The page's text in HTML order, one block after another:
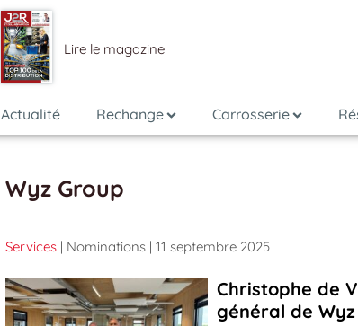
Lire le magazine
Actualité Rechange Carrosserie
Wyz Group
Services | Nominations | 11 septembre 2025
Christophe de
général de